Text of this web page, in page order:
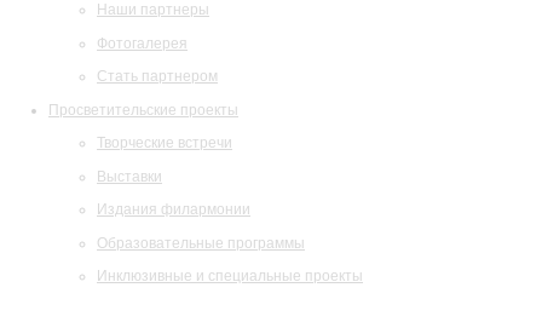
Наши партнеры
Фотогалерея
Стать партнером
Просветительские проекты
Творческие встречи
Выставки
Издания филармонии
Образовательные программы
Инклюзивные и специальные проекты